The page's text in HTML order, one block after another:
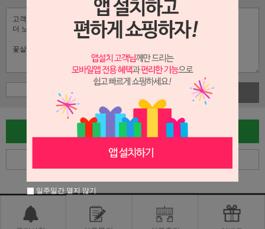
사진첨부
목록
일주일간 열지 않기